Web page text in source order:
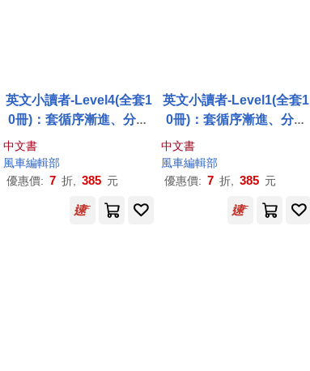
英文小讀者-Level4(全套1
0冊)：套循序漸進、分階
段式互動學習，讓英文變
得超簡單
中文書
風車編輯部
優惠價: 7 折, 385 元
英文小讀者-Level1(全套1
0冊)：套循序漸進、分階
段式互動學習，讓英文變
得超簡單
中文書
風車編輯部
優惠價: 7 折, 385 元